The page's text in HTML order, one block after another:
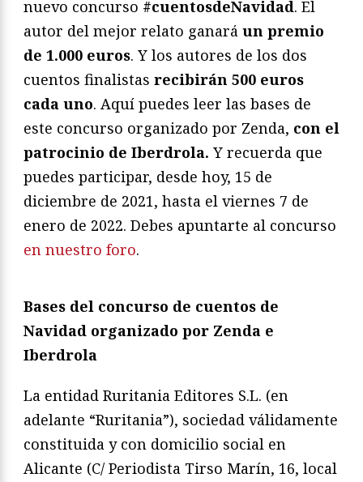
nuevo concurso #cuentosdeNavidad. El
autor del mejor relato ganará un premio
de 1.000 euros. Y los autores de los dos
cuentos finalistas recibirán 500 euros
cada uno. Aquí puedes leer las bases de
este concurso organizado por Zenda, con el
patrocinio de Iberdrola. Y recuerda que
puedes participar, desde hoy, 15 de
diciembre de 2021, hasta el viernes 7 de
enero de 2022. Debes apuntarte al concurso
en nuestro foro.
Bases del concurso de cuentos de
Navidad organizado por Zenda e
Iberdrola
La entidad Ruritania Editores S.L. (en
adelante “Ruritania”), sociedad válidamente
constituida y con domicilio social en
Alicante (C/ Periodista Tirso Marín, 16, local